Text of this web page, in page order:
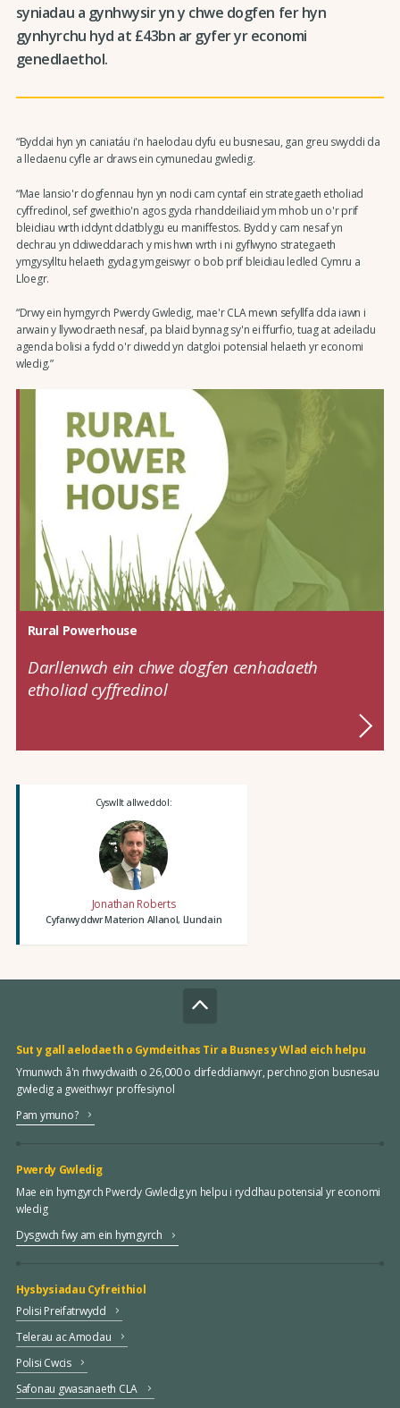
syniadau a gynhwysir yn y chwe dogfen fer hyn
gynhyrchu hyd at £43bn ar gyfer yr economi
genedlaethol.
“Byddai hyn yn caniatáu i'n haelodau dyfu eu busnesau, gan greu swyddi da
a lledaenu cyfle ar draws ein cymunedau gwledig.
“Mae lansio'r dogfennau hyn yn nodi cam cyntaf ein strategaeth etholiad
cyffredinol, sef gweithio'n agos gyda rhanddeiliaid ym mhob un o'r prif
bleidiau wrth iddynt ddatblygu eu maniffestos. Bydd y cam nesaf yn
dechrau yn ddiweddarach y mis hwn wrth i ni gyflwyno strategaeth
ymgysylltu helaeth gydag ymgeiswyr o bob prif bleidiau ledled Cymru a
Lloegr.
“Drwy ein hymgyrch Pwerdy Gwledig, mae'r CLA mewn sefyllfa dda iawn i
arwain y llywodraeth nesaf, pa blaid bynnag sy'n ei ffurfio, tuag at adeiladu
agenda bolisi a fydd o'r diwedd yn datgloi potensial helaeth yr economi
wledig.”
Rural Powerhouse
Darllenwch ein chwe dogfen cenhadaeth
etholiad cyffredinol
Cyswllt allweddol:
Jonathan Roberts
Cyfarwyddwr Materion Allanol, Llundain
Sut y gall aelodaeth o Gymdeithas Tir a Busnes y Wlad eich helpu
Ymunwch â'n rhwydwaith o 26,000 o dirfeddianwyr, perchnogion busnesau
gwledig a gweithwyr proffesiynol
Pam ymuno?
Pwerdy Gwledig
Mae ein hymgyrch Pwerdy Gwledig yn helpu i ryddhau potensial yr economi
wledig
Dysgwch fwy am ein hymgyrch
Hysbysiadau Cyfreithiol
Polisi Preifatrwydd
Telerau ac Amodau
Polisi Cwcis
Safonau gwasanaeth CLA